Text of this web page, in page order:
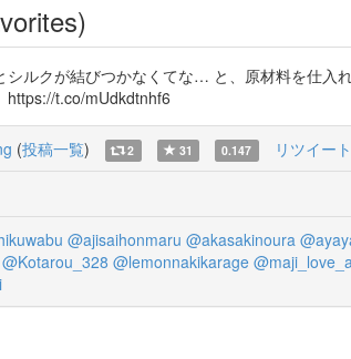
ルクが結びつかなくてな… と、原材料を仕入
https://t.co/mUdkdtnhf6
(投稿一覧) 2 31 0.147 リツイー
@ajisaihonmaru @akasakinoura
@Kotarou_328 @lemonnakikarage